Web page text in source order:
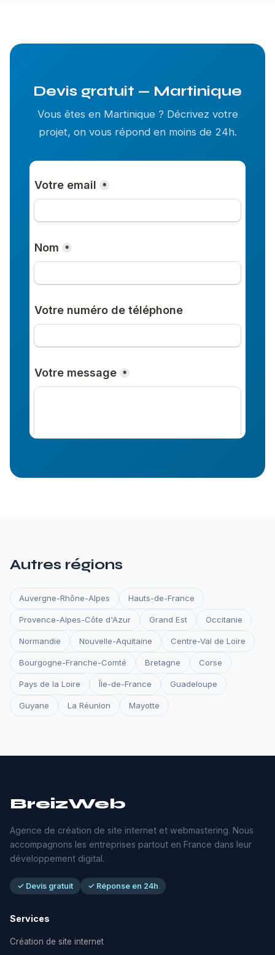
Devis gratuit — Martinique
Vous êtes en Martinique ? Décrivez votre
projet, on vous répond en moins de 24h.
Autres régions
Auvergne-Rhône-Alpes Hauts-de-France
Provence-Alpes-Côte d'Azur Grand Est Occitanie
Normandie Nouvelle-Aquitaine Centre-Val de Loire
Bourgogne-Franche-Comté Bretagne Corse
Pays de la Loire Île-de-France Guadeloupe
Guyane La Réunion Mayotte
BreizWeb
Agence de création de site internet et webmastering. Nous
accompagnons les entreprises partout en France dans leur
développement digital.
✓ Devis gratuit ✓ Réponse en 24h
Services
Création de site internet